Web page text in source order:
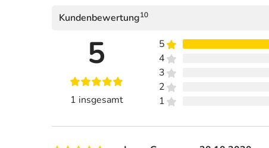
Kundenbewertung10
5
1 insgesamt
5
4
3
2
1